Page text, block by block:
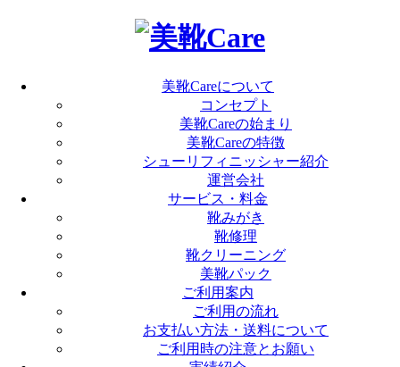
美靴Careについて
コンセプト
美靴Careの始まり
美靴Careの特徴
シューリフィニッシャー紹介
運営会社
サービス・料金
靴みがき
靴修理
靴クリーニング
美靴パック
ご利用案内
ご利用の流れ
お支払い方法・送料について
ご利用時の注意とお願い